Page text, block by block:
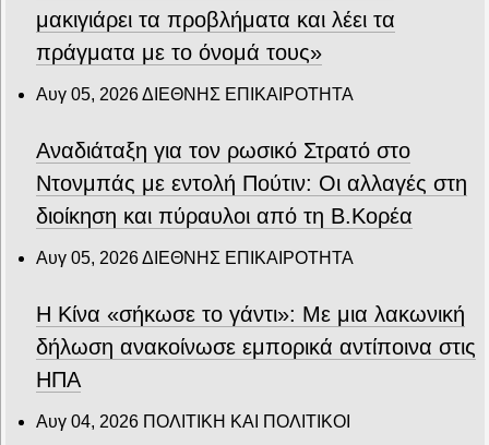
μακιγιάρει τα προβλήματα και λέει τα
πράγματα με το όνομά τους»
Αυγ 05, 2026ΔΙΕΘΝΗΣ ΕΠΙΚΑΙΡΟΤΗΤΑ
Αναδιάταξη για τον ρωσικό Στρατό στο
Ντονμπάς με εντολή Πούτιν: Οι αλλαγές στη
διοίκηση και πύραυλοι από τη Β.Κορέα
Αυγ 05, 2026ΔΙΕΘΝΗΣ ΕΠΙΚΑΙΡΟΤΗΤΑ
Η Κίνα «σήκωσε το γάντι»: Με μια λακωνική
δήλωση ανακοίνωσε εμπορικά αντίποινα στις
ΗΠΑ
Αυγ 04, 2026 ΠΟΛΙΤΙΚΗ ΚΑΙ ΠΟΛΙΤΙΚΟΙ